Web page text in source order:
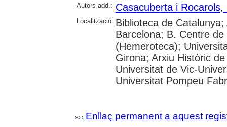
Autors add.: Casacuberta i Rocarols,
Localització: Biblioteca de
Barcelona; B. Centre
(Hemeroteca);
Girona; Arxiu Històric
Universitat de Vic-
Universitat Pompeu
Enllaç permanent a aquest